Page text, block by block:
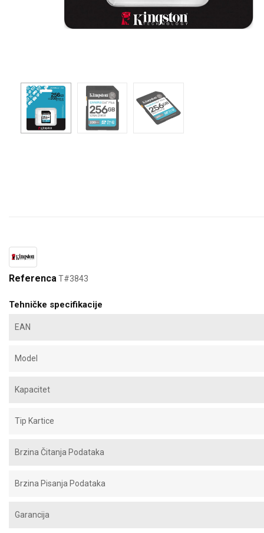
ReferencaT#3843
Tehničke specifikacije
EAN
Model
Kapacitet
Tip Kartice
Brzina Čitanja Podataka
Brzina Pisanja Podataka
Garancija